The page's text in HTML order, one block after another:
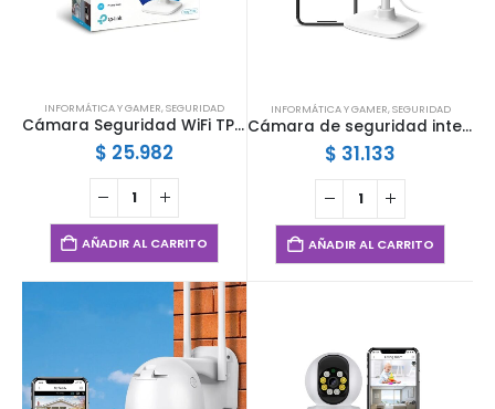
INFORMÁTICA Y GAMER,SEGURIDAD
Cámara Seguridad WiFi TP-Link Tapo C100
$ 25.982
AÑADIR AL CARRITO
INFORMÁTICA Y GAMER,SEGURIDAD
Cámara de seguridad interior TP-Link Tapo 1080P
$ 31.133
AÑADIR AL CARRITO